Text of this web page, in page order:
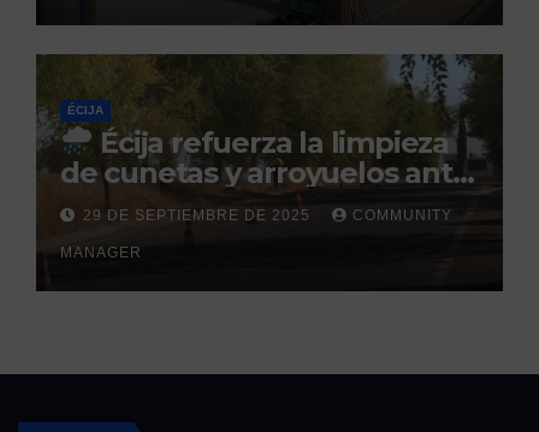
ÉCIJA
Écija refuerza la limpieza
de cunetas y arroyuelos ante
la llegada de las lluvias
otoñales
29 DE SEPTIEMBRE DE 2025 COMMUNITY
MANAGER